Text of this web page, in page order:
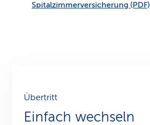
Spitalzimmerversicherung (PDF)
Übertritt
Einfach wechseln